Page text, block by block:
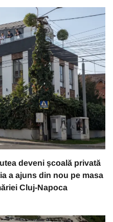
deveni școală privată
a ajuns din nou pe masa
Cluj-Napoca